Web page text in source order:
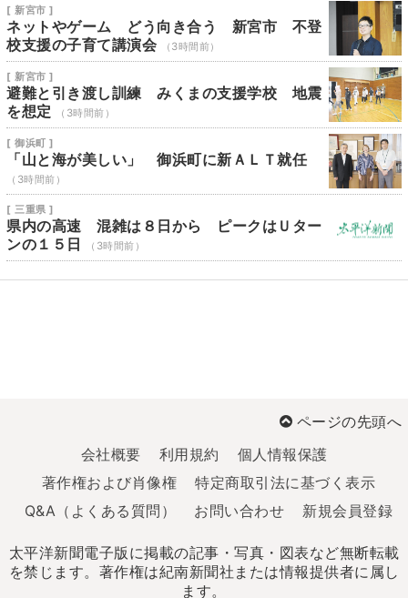
[ 新宮市 ]
ネットやゲーム どう向き合う 新宮市 不登
校支援の子育て講演会
（3時間前）
[ 新宮市 ]
避難と引き渡し訓練 みくまの支援学校 地震
を想定
（3時間前）
[ 御浜町 ]
「山と海が美しい」 御浜町に新ＡＬＴ就任
（3時間前）
[ 三重県 ]
県内の高速 混雑は８日から ピークはＵター
ンの１５日
（3時間前）
ページの先頭へ
会社概要
利用規約
個人情報保護
著作権および肖像権
特定商取引法に基づく表示
Q&A（よくある質問）
お問い合わせ 新規会員登録
太平洋新聞電子版に掲載の記事・写真・図表など無断転載
を禁じます。著作権は紀南新聞社または情報提供者に属し
ます。